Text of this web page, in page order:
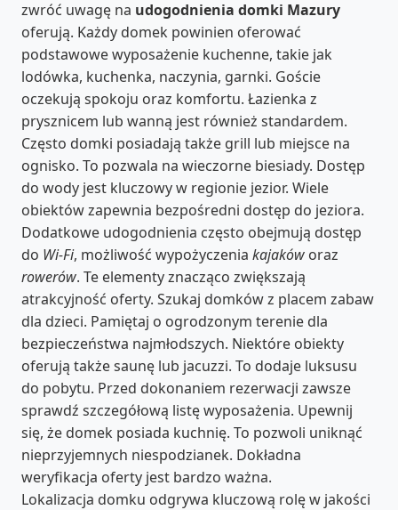
zwróć uwagę na udogodnienia domki Mazury
oferują. Każdy domek powinien oferować
podstawowe wyposażenie kuchenne, takie jak
lodówka, kuchenka, naczynia, garnki. Goście
oczekują spokoju oraz komfortu. Łazienka z
prysznicem lub wanną jest również standardem.
Często domki posiadają także grill lub miejsce na
ognisko. To pozwala na wieczorne biesiady. Dostęp
do wody jest kluczowy w regionie jezior. Wiele
obiektów zapewnia bezpośredni dostęp do jeziora.
Dodatkowe udogodnienia często obejmują dostęp
do Wi-Fi, możliwość wypożyczenia kajaków oraz
rowerów. Te elementy znacząco zwiększają
atrakcyjność oferty. Szukaj domków z placem zabaw
dla dzieci. Pamiętaj o ogrodzonym terenie dla
bezpieczeństwa najmłodszych. Niektóre obiekty
oferują także saunę lub jacuzzi. To dodaje luksusu
do pobytu. Przed dokonaniem rezerwacji zawsze
sprawdź szczegółową listę wyposażenia. Upewnij
się, że domek posiada kuchnię. To pozwoli uniknąć
nieprzyjemnych niespodzianek. Dokładna
weryfikacja oferty jest bardzo ważna.
Lokalizacja domku odgrywa kluczową rolę w jakości